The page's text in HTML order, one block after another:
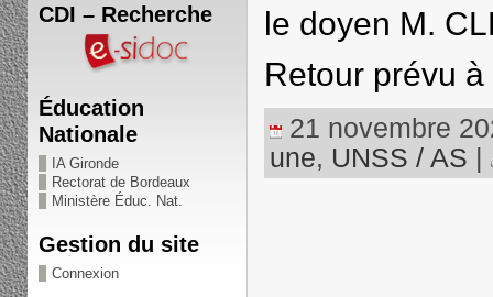
CDI – Recherche
Éducation
Nationale
IA Gironde
Rectorat de Bordeaux
Ministère Éduc. Nat.
Gestion du site
Connexion
le doyen M.
Retour prévu
21 novembre
une, UNSS / AS |